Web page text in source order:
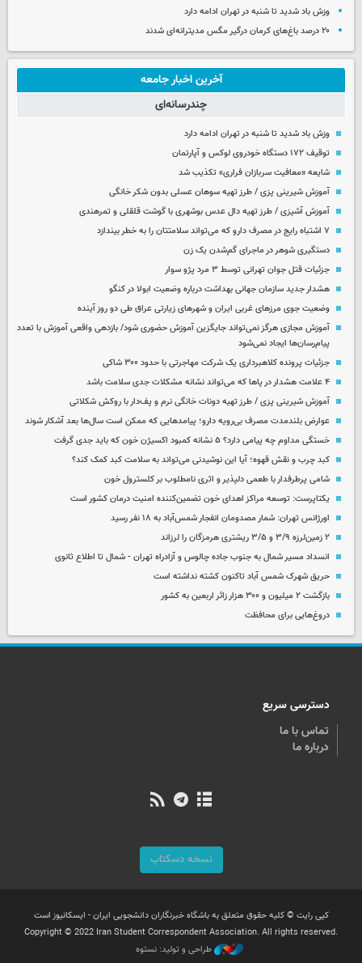
وزش باد شدید تا شنبه در تهران ادامه دارد
۲۰ درصد باغ‌های کرمان درگیر مگس مدیترانه‌ای شدند
آخرین اخبار جامعه
چندرسانه‌ای
وزش باد شدید تا شنبه در تهران ادامه دارد
توقیف ۱۷۲ دستگاه خودروی لوکس و آپارتمان
شایعه «معافیت سربازان فراری» تکذیب شد
آموزش شیرینی پزی / طرز تهیه سوهان عسلی بدون شکر خانگی
آموزش آشپزی / طرز تهیه دال عدس بوشهری با گوشت قلقلی و تمرهندی
۷ اشتباه رایج در مصرف دارو که می‌تواند سلامتتان را به خطر بیندازد
دستگیری شوهر در ماجرای گم‌شدن یک زن
جزئیات قتل جوان تهرانی توسط ۳ مرد پژو سوار
هشدار جدید سازمان جهانی بهداشت درباره وضعیت ابولا در کنگو
وضعیت جوی مرزهای غربی ایران و شهرهای زیارتی عراق طی دو روز آینده
آموزش مجازی هرگز نمی‌تواند جایگزین آموزش حضوری شود/ بازدهی واقعی آموزش با تعدد
پیام‌رسان‌ها ایجاد نمی‌شود
جزئیات پرونده کلاهبرداری یک شرکت مهاجرتی با حدود ۳۰۰ شاکی
۴ علامت هشدار در پاها که می‌تواند نشانه مشکلات جدی سلامت باشد
آموزش شیرینی پزی / طرز تهیه دونات خانگی نرم و پف‌دار با روکش شکلاتی
عوارض بلندمدت مصرف بی‌رویه دارو؛ پیامدهایی که ممکن است سال‌ها بعد آشکار شوند
خستگی مداوم چه پیامی دارد؟ ۵ نشانه کمبود اکسیژن خون که باید جدی گرفت
کبد چرب و نقش قهوه؛ آیا این نوشیدنی می‌تواند به سلامت کبد کمک کند؟
شامی پرطرفدار با طعمی دلپذیر و اثری نامطلوب بر کلسترول خون
یکتاپرست: توسعه مراکز اهدای خون تضمین‌کننده امنیت درمان کشور است
اورژانس تهران: شمار مصدومان انفجار شمس‌آباد به ۱۸ نفر رسید
۲ زمین‌لرزه ۳/۹ و ۳/۵ ریشتری هرمزگان را لرزاند
انسداد مسیر شمال به جنوب جاده چالوس و آزادراه تهران - شمال تا اطلاع ثانوی
حریق شهرک شمس آباد تاکنون کشته نداشته است
بازگشت ۲ میلیون و ۳۰۰ هزار زائر اربعین به کشور
دروغ‌هایی برای محافظت
دسترسی سریع
تماس با ما
درباره ما
نسخه دسکتاپ
کپی رایت © کلیه حقوق متعلق به باشگاه خبرنگاران دانشجویی ایران - ایسکانیوز است
Copyright © 2022 Iran Student Correspondent Association. All rights reserved.
طراحی و تولید: نستوه